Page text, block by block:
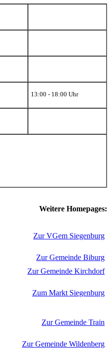
13:00 - 18:00 Uhr
Weitere Homepages:
Zur VGem Siegenburg
Zur Gemeinde Biburg
Zur Gemeinde Kirchdorf
Zum Markt Siegenburg
Zur Gemeinde Train
Zur Gemeinde Wildenberg